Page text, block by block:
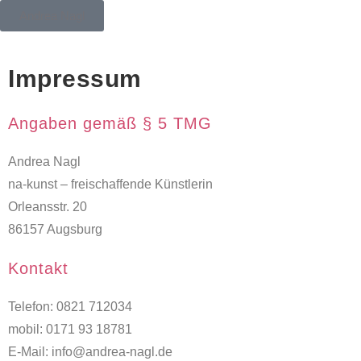
Impressum
Angaben gemäß § 5 TMG
Andrea Nagl
na-kunst – freischaffende Künstlerin
Orleansstr. 20
86157 Augsburg
Kontakt
Telefon: 0821 712034
mobil: 0171 93 18781
E-Mail: info@andrea-nagl.de